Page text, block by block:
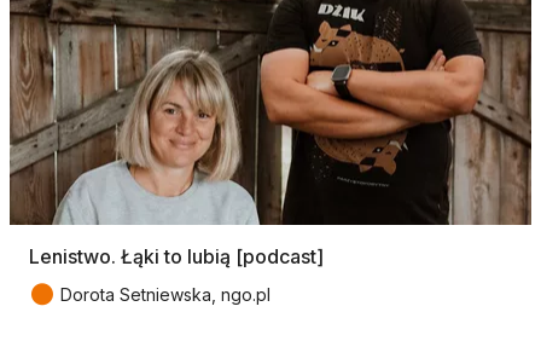
Lenistwo. Łąki to lubią [podcast]
● Dorota Setniewska, ngo.pl